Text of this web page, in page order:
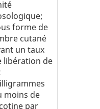
forme de
cutané
un taux
libération de
moins de
par